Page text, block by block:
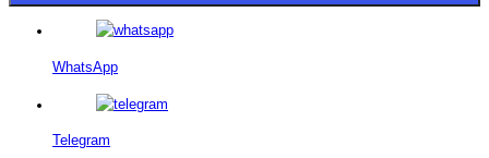
WhatsApp
Telegram